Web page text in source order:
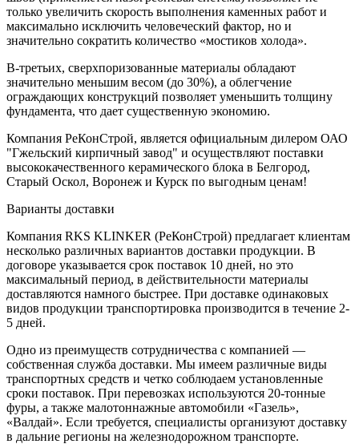
только увеличить скорость выполнения каменных работ и
максимально исключить человеческий фактор, но и
значительно сократить количество «мостиков холода».
В-третьих, сверхпоризованные материалы обладают
значительно меньшим весом (до 30%), а облегчение
ограждающих конструкций позволяет уменьшить толщину
фундамента, что дает существенную экономию.
Компания РеКонСтрой, является официальным дилером ОАО
"Гжельский кирпичный завод" и осуществляют поставки
высококачественного керамического блока в Белгород,
Старый Оскол, Воронеж и Курск по выгодным ценам!
Варианты доставки
Компания RKS KLINKER (РеКонСтрой) предлагает клиентам
несколько различных вариантов доставки продукции. В
договоре указывается срок поставок 10 дней, но это
максимальный период, в действительности материалы
доставляются намного быстрее. При доставке одинаковых
видов продукции транспортировка производится в течение 2-
5 дней.
Одно из преимуществ сотрудничества с компанией —
собственная служба доставки. Мы имеем различные виды
транспортных средств и четко соблюдаем установленные
сроки поставок. При перевозках используются 20-тонные
фуры, а также малотоннажные автомобили «Газель»,
«Валдай». Если требуется, специалисты организуют доставку
в дальние регионы на железнодорожном транспорте.